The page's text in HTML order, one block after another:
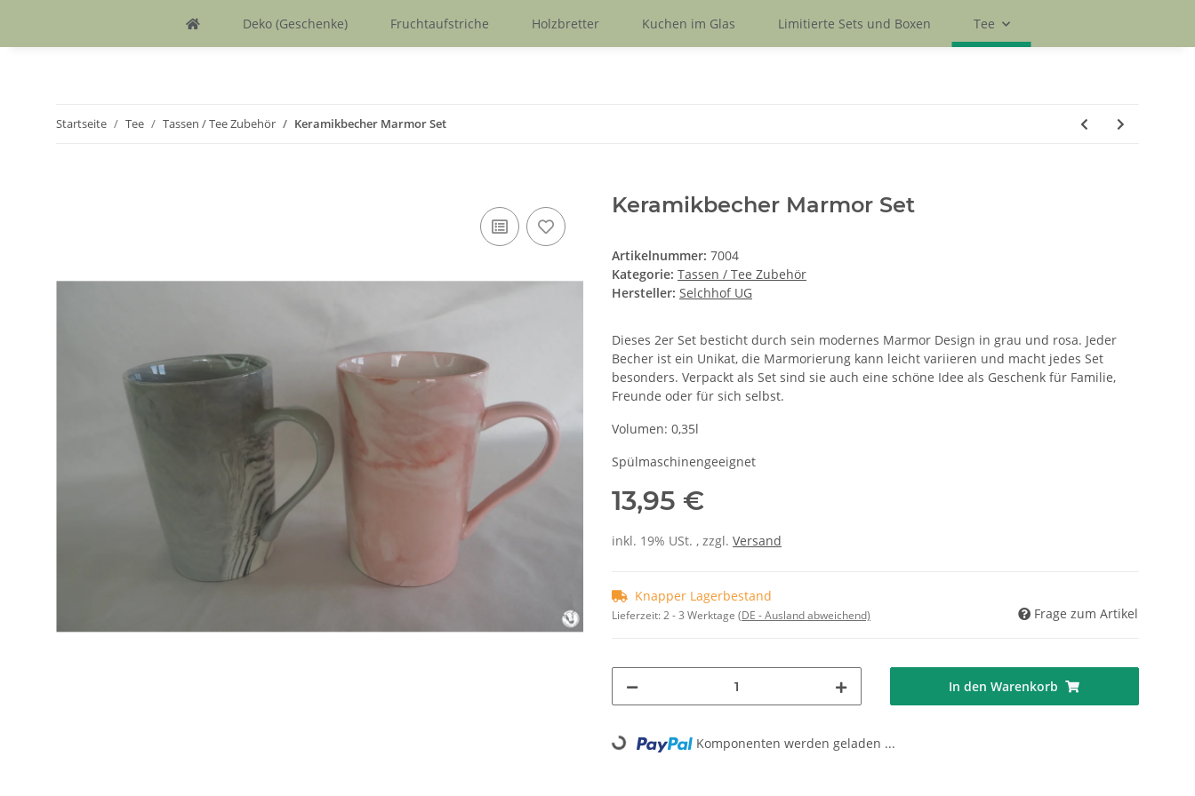
Deko (Geschenke) Fruchtaufstriche Holzbretter Kuchen im Glas Limitierte Sets und Boxen Tee
Startseite Tee Tassen / Tee Zubehör Keramikbecher Marmor Set
Keramikbecher Marmor Set
Artikelnummer: 7004
Kategorie: Tassen / Tee Zubehör
Hersteller: Selchhof UG
Dieses 2er Set besticht durch sein modernes Marmor Design in grau und rosa. Jeder
Becher ist ein Unikat, die Marmorierung kann leicht variieren und macht jedes Set
besonders. Verpackt als Set sind sie auch eine schöne Idee als Geschenk für Familie,
Freunde oder für sich selbst.
Volumen: 0,35l
Spülmaschinengeeignet
13,95 €
inkl. 19% USt. , zzgl. Versand
Knapper Lagerbestand
Lieferzeit:2 - 3 Werktage (DE - Ausland abweichend) Frage zum Artikel
In den Warenkorb
Loading... Komponenten werden geladen ...